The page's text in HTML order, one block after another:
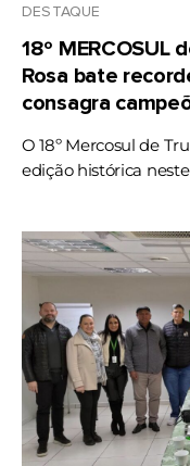
DESTAQUE
18º MERCOSUL
Rosa bate
consagra
O 18º Mercosul de
edição histórica